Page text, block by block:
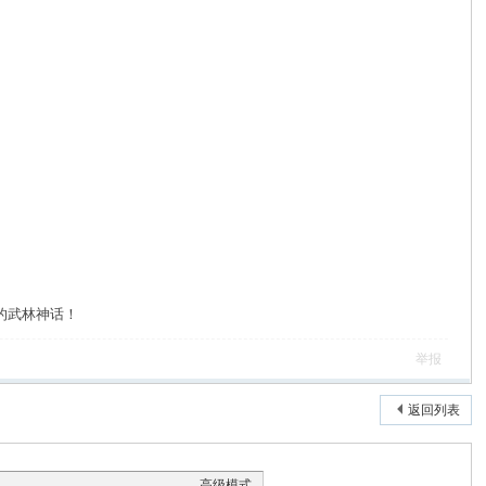
林神话！
举报
返回列表